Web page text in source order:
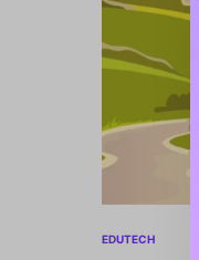
EDUTECH